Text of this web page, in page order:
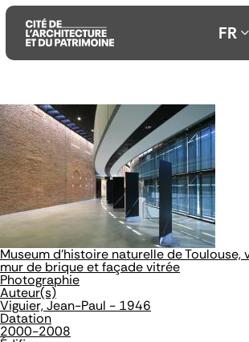
Aller
au
contenu
principal
Aller
au
menu
principal
Aller
à
la
recherche
FR
Museum d'histoire naturelle de Toulouse,
mur de brique et façade vitrée
Photographie
Auteur(s)
Viguier, Jean-Paul - 1946
Datation
2000-2008